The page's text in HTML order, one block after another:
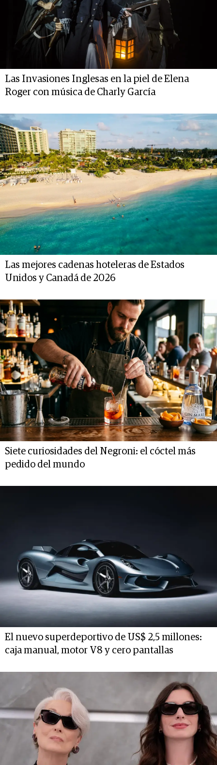
Las Invasiones Inglesas en la piel de Elena
Roger con música de Charly García
Las mejores cadenas hoteleras de Estados
Unidos y Canadá de 2026
Siete curiosidades del Negroni: el cóctel más
pedido del mundo
El nuevo superdeportivo de US$ 2,5 millones:
caja manual, motor V8 y cero pantallas